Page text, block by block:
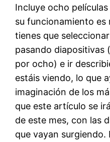
Incluye ocho
su funcionamiento es
tienes que
pasando diapositivas
por ocho) e ir
estáis viendo, lo que
imaginación de los
que este artículo se
de este mes, con las
que vayan surgiendo.